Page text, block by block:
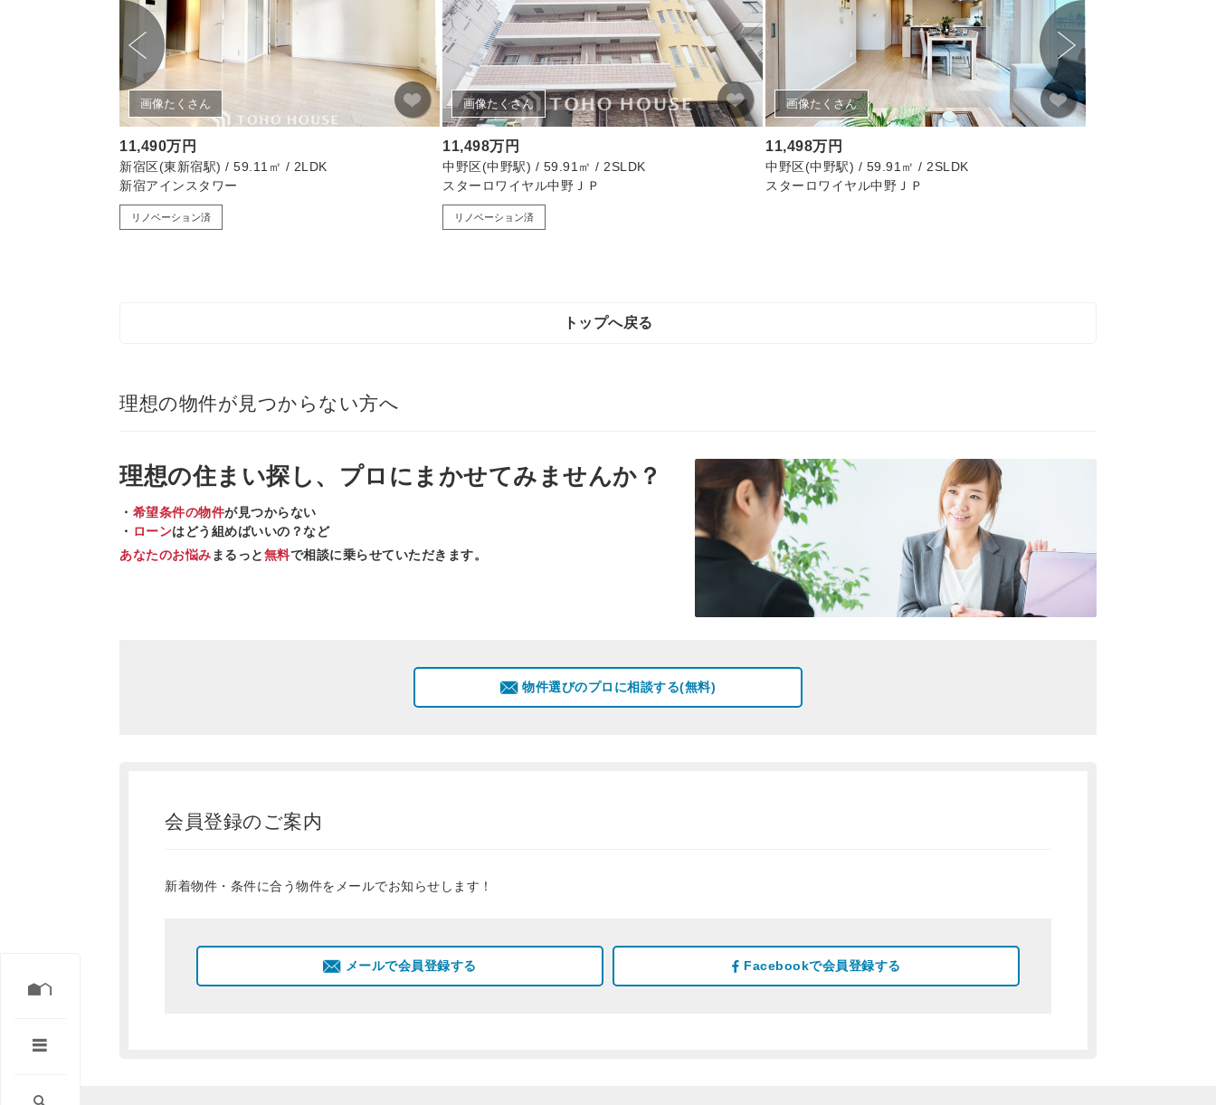
画像たくさん
11,490万円
新宿区(東新宿駅) / 59.11㎡ / 2LDK
新宿アインスタワー
リノベーション済
画像たくさん
11,498万円
中野区(中野駅) / 59.91㎡ / 2SLDK
スターロワイヤル中野ＪＰ
リノベーション済
画像たくさん
11,498万円
中野区(中野駅) / 59.91㎡ / 2SLDK
スターロワイヤル中野ＪＰ
トップへ戻る
理想の物件が見つからない方へ
理想の住まい探し、 プロ にまかせてみませんか？
・ 希望条件の物件が見つからない
・ ローンはどう組めばいいの？など
あなたのお悩み まるっと無料で相談に乗らせていただきます。
物件選びのプロに相談する(無料)
会員登録のご案内
新着物件・条件に合う物件をメールでお知らせします！
メールで会員登録する Facebookで会員登録する